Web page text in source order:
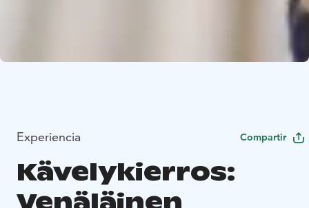
Experiencia Compartir
Kävelykierros: